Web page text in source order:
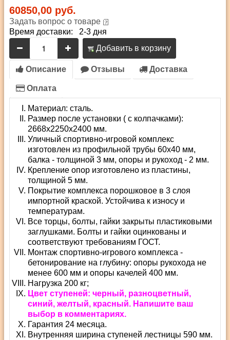
60850,00 руб.
Задать вопрос о товаре
Время доставки: 2-3 дня
Добавить в корзину
Описание Отзывы Доставка
Оплата
Материал: сталь.
Размер после установки ( с колпачками):
2668х2250х2400 мм.
Уличный спортивно-игровой комплекс
изготовлен из профильной трубы 60х40 мм,
балка - толщиной 3 мм, опоры и рукоход - 2 мм.
Крепление опор изготовлено из пластины,
толщиной 5 мм.
Покрытие комплекса порошковое в 3 слоя
импортной краской. Устойчива к износу и
температурам.
Все торцы, болты, гайки закрыты пластиковыми
заглушками. Болты и гайки оцинкованы и
соответствуют требованиям ГОСТ.
Монтаж спортивно-игрового комплекса -
бетонирование на глубину: опоры рукохода не
менее 600 мм и опоры качелей 400 мм.
Нагрузка 200 кг;
Цвет ступеней: черный, разноцветный,
синий, желтый, красный. Напишите ваш
выбор в комментариях.
Гарантия 24 месяца.
Внутренняя ширина ступеней лестницы 590 мм.